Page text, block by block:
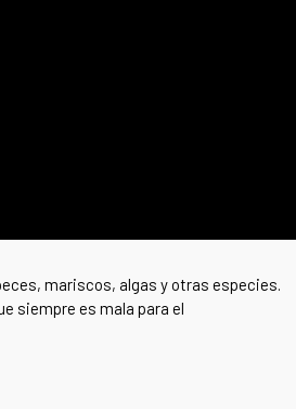
mariscos, algas y otras especies.
siempre es mala para el